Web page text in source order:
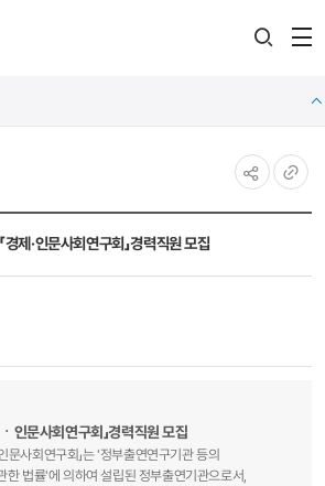
「경제·인문사회연구회」경력직원 모집
ㆍ인문사회연구회」경력직원 모집
문사회연구회」는 '정부출연연구기관 등의
법률'에 의하여 설립된 정부출연기관으로서,